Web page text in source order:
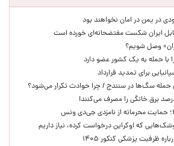
در یمن در امان نخواهند بود
ایران شکست مفتضحانه‌ای خورده است
وصل شویم؟
با حمله به یک کشور عضو دارد
برای تمدید قرارداد
که اوکراین درخواست کرده، نیاز داریم
ظرفیت پزشکی کنکور ۱۴۰۵